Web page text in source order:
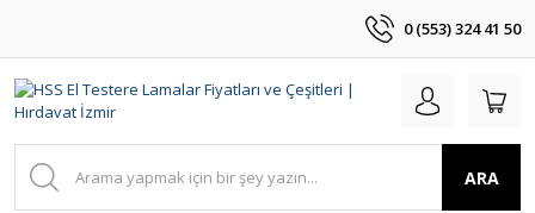
0 (553) 324 41 50
ARA